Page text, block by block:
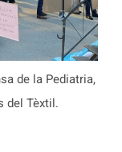
de la Pediatria,
del Tèxtil.